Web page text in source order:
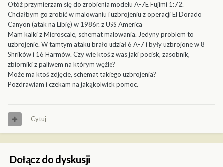
Otóż przymierzam się do zrobienia modelu A-7E Fujimi 1:72.
Chciałbym go zrobić w malowaniu i uzbrojeniu z operacji El Dorado
Canyon (atak na Libię) w 1986r. z USS America
Mam kalki z Microscale, schemat malowania. Jedyny problem to
uzbrojenie. W tamtym ataku brało udział 6 A-7 i były uzbrojone w 8
Shrików i 16 Harmów. Czy wie ktoś z was jaki pocisk, zasobnik,
zbiorniki z paliwem na którym węźle?
Może ma ktoś zdjęcie, schemat takiego uzbrojenia?
Pozdrawiam i czekam na jakąkolwiek pomoc.
Cytuj
Dołącz do dyskusji